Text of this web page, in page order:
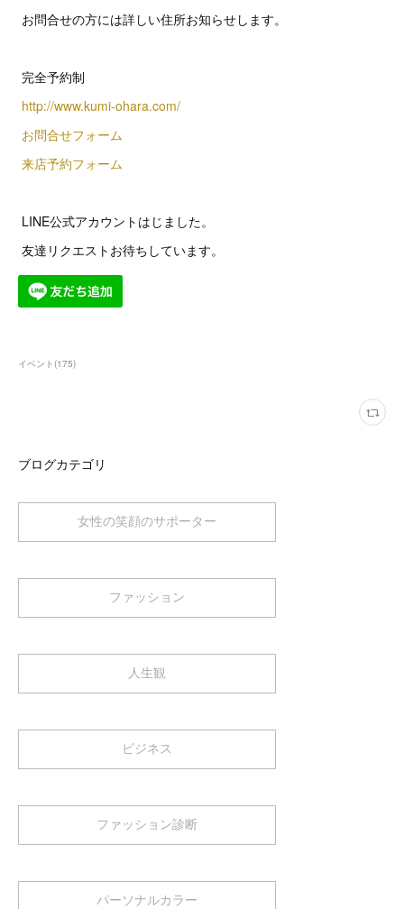
お問合せの方には詳しい住所お知らせします。
完全予約制
http://www.kumi-ohara.com/
お問合せフォーム
来店予約フォーム
LINE公式アカウントはじました。
友達リクエストお待ちしています。
イベント(175)
ブログカテゴリ
女性の笑顔のサポーター
ファッション
人生観
ビジネス
ファッション診断
パーソナルカラー